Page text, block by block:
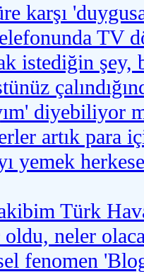
karşı
TV
istediğin şey,
diyebiliyor
artık para
yemek
Türk
neler
fenomen